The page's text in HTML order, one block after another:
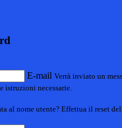
E-mail Verrà inviato un
istruzioni necessarie.
al nome utente? Effettua il reset